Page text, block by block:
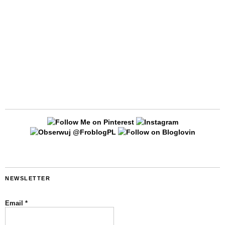
NEWSLETTER
Email *